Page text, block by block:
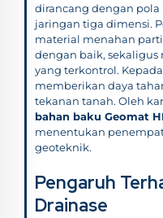
dirancang dengan
jaringan tiga dimensi.
material menahan
dengan baik,
yang terkontrol.
memberikan daya
tekanan tanah. Oleh
bahan baku Geomat
menentukan
geoteknik.
Pengaruh
Drainase